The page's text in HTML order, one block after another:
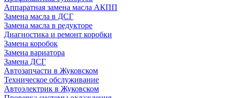
Аппаратная замена масла АКПП
Замена масла в ДСГ
Замена масла в редукторе
Диагностика и ремонт коробки
Замена коробок
Замена вариатора
Замена ДСГ
Автозапчасти в Жуковском
Техническое обслуживание
Автоэлектрик в Жуковском